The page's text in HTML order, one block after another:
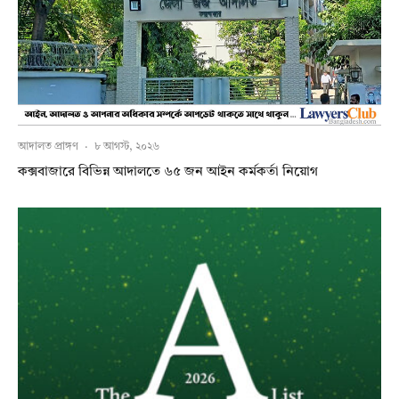
আদালত প্রাঙ্গণ · ৮ আগস্ট, ২০২৬
কক্সবাজারে বিভিন্ন আদালতে ৬৫ জন আইন কর্মকর্তা নিয়োগ